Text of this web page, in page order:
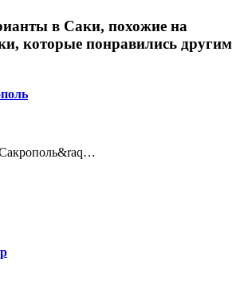
в Саки, похожие на
которые понравились другим